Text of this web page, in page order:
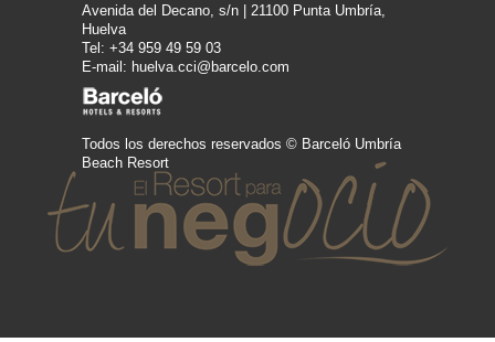
Avenida del Decano, s/n | 21100 Punta Umbría,
Huelva
Tel: +34 959 49 59 03
E-mail: huelva.cci@barcelo.com
Todos los derechos reservados © Barceló Umbría
Beach Resort